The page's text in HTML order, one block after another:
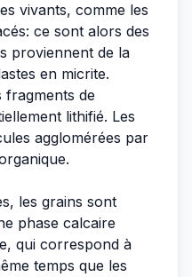
vivants, comme les
ce sont alors des
proviennent de la
en micrite.
fragments de
lithifié. Les
agglomérées par
les grains sont
phase calcaire
qui correspond à
temps que les